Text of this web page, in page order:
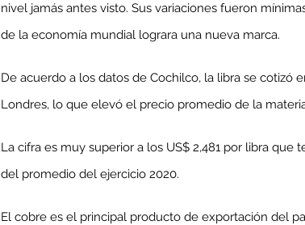
nivel jamás antes visto. Sus variaciones fueron
de la economía mundial lograra una nueva marca.
De acuerdo a los datos de Cochilco, la libra se cotizó
Londres, lo que elevó el precio promedio de la
La cifra es muy superior a los US$ 2,481 por libra que
del promedio del ejercicio 2020.
El cobre es el principal producto de exportación del